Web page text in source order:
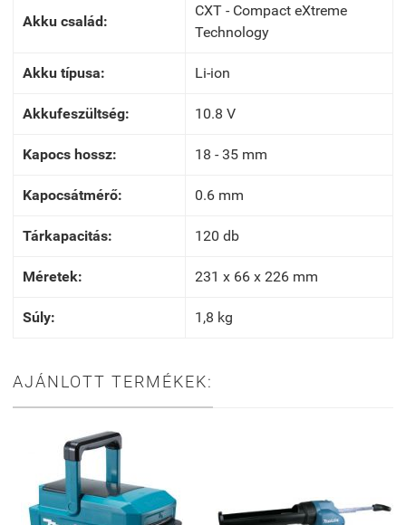
Akku család:
CXT - Compact eXtreme
Technology
Akku típusa: Li-ion
Akkufeszültség: 10.8 V
Kapocs hossz: 18 - 35 mm
Kapocsátmérő: 0.6 mm
Tárkapacitás: 120 db
Méretek: 231 x 66 x 226 mm
Súly: 1,8 kg
AJÁNLOTT TERMÉKEK: